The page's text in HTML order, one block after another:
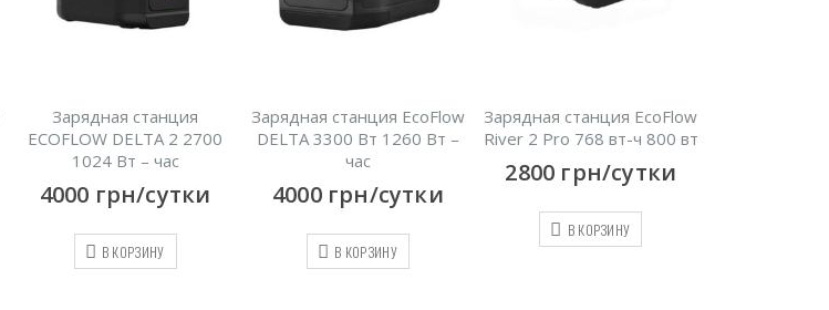
Зарядная станция
ECOFLOW DELTA 2 2700
1024 Вт – час
4000 грн/сутки
В КОРЗИНУ
Зарядная станция EcoFlow
DELTA 3300 Вт 1260 Вт –
час
4000 грн/сутки
В КОРЗИНУ
Зарядная станция EcoFlow
River 2 Pro 768 вт-ч 800 вт
2800 грн/сутки
В КОРЗИНУ